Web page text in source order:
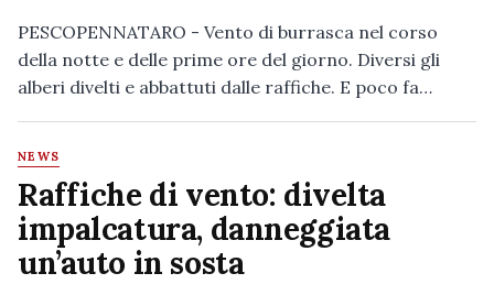
PESCOPENNATARO - Vento di burrasca nel corso
della notte e delle prime ore del giorno. Diversi gli
alberi divelti e abbattuti dalle raffiche. E poco fa…
NEWS
Raffiche di vento: divelta
impalcatura, danneggiata
un’auto in sosta